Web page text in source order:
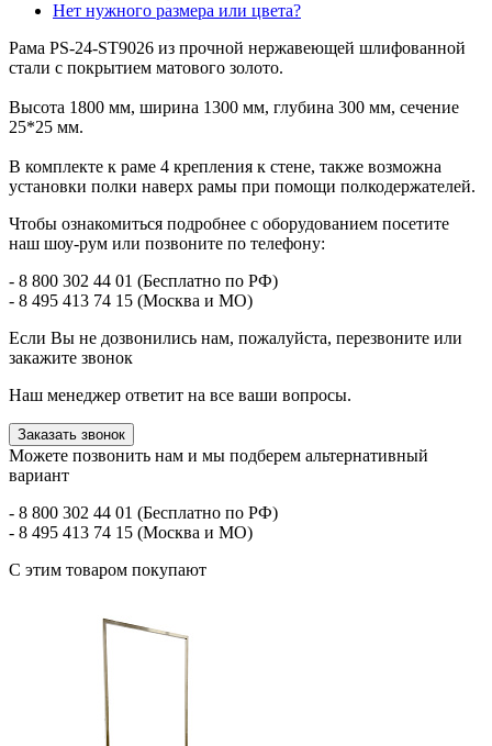
Нет нужного размера или цвета?
Рама PS-24-ST9026 из прочной нержавеющей шлифованной
стали с покрытием матового золото.
Высота 1800 мм, ширина 1300 мм, глубина 300 мм, сечение
25*25 мм.
В комплекте к раме 4 крепления к стене, также возможна
установки полки наверх рамы при помощи полкодержателей.
Чтобы ознакомиться подробнее с оборудованием посетите
наш шоу-рум или позвоните по телефону:
- 8 800 302 44 01 (Бесплатно по РФ)
- 8 495 413 74 15 (Москва и МО)
Если Вы не дозвонились нам, пожалуйста, перезвоните или
закажите звонок
Наш менеджер ответит на все ваши вопросы.
Заказать звонок
Можете позвонить нам и мы подберем альтернативный
вариант
- 8 800 302 44 01 (Бесплатно по РФ)
- 8 495 413 74 15 (Москва и МО)
С этим товаром покупают